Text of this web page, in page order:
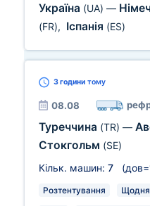
Україна (UA) —
(FR), Іспанія (ES)
3 години тому
08.08
Туреччина (TR) —
Стокгольм (SE)
Кільк. машин: 7 (дов=
Розтентування Щодня